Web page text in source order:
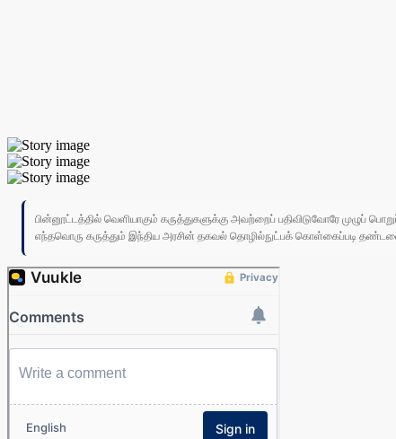
பின்னூட்டத்தில் வெளியாகும் கருத்துகளுக்கு அவற்றைப் பதிவிடுவோரே முழுப்
எந்தவொரு கருத்தும் இந்திய அரசின் தகவல் தொழில்நுட்பக் கொள்கைப்படி